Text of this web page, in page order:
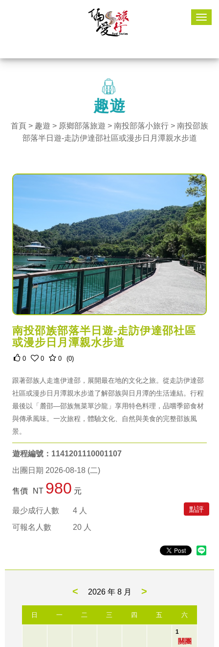
趣遊
首頁 > 趣遊 > 原鄉部落旅遊 > 南投部落小旅行 > 南投邵族
部落半日遊-走訪伊達邵社區或漫步日月潭親水步道
南投邵族部落半日遊-走訪伊達邵社區
或漫步日月潭親水步道
0 0 0 (0)
跟著邵族人走進伊達邵，展開最在地的文化之旅。從走訪伊達邵
社區或漫步日月潭親水步道了解邵族與日月潭的生活連結。行程
最後以「麓邵—邵族無菜單沙龍」享用特色料理，品嚐季節食材
與傳承風味。一次旅程，體驗文化、自然與美食的完整邵族風
景。
點評
遊程編號：1141201110001107
出團日期 2026-08-18 (二)
售價 NT 980 元
最少成行人數
4 人
可報名人數
20 人
< 2026 年 8 月 >
日 一 二 三 四 五 六
1
關團